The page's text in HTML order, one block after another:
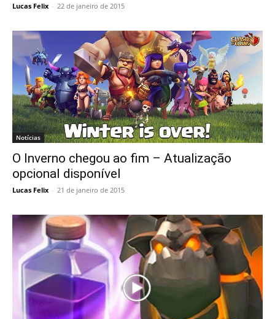
Lucas Felix - 22 de janeiro de 2015
Notícias
O Inverno chegou ao fim – Atualização
opcional disponível
Lucas Felix - 21 de janeiro de 2015